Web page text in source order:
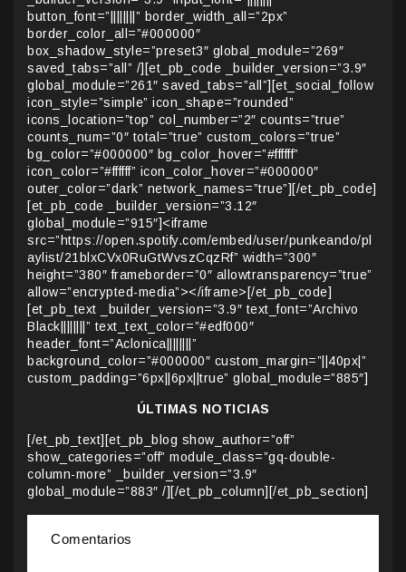
button_font=”||||||||” border_width_all=”2px”
border_color_all=”#000000″
box_shadow_style=”preset3″ global_module=”269″
saved_tabs=”all” /][et_pb_code _builder_version=”3.9″
global_module=”261″ saved_tabs=”all”][et_social_follow
icon_style=”simple” icon_shape=”rounded”
icons_location=”top” col_number=”2″ counts=”true”
counts_num=”0″ total=”true” custom_colors=”true”
bg_color=”#000000″ bg_color_hover=”#ffffff”
icon_color=”#ffffff” icon_color_hover=”#000000″
outer_color=”dark” network_names=”true”][/et_pb_code]
[et_pb_code _builder_version=”3.12″
global_module=”915″]<iframe
src=”https://open.spotify.com/embed/user/punkeando/pl
aylist/21blxCVx0RuGtWvszCqzRf” width=”300″
height=”380″ frameborder=”0″ allowtransparency=”true”
allow=”encrypted-media”></iframe>[/et_pb_code]
[et_pb_text _builder_version=”3.9″ text_font=”Archivo
Black||||||||” text_text_color=”#edf000″
header_font=”Aclonica||||||||”
background_color=”#000000″ custom_margin=”||40px|”
custom_padding=”6px||6px||true” global_module=”885″]
ÚLTIMAS NOTICIAS
[/et_pb_text][et_pb_blog show_author=”off”
show_categories=”off” module_class=”gq-double-
column-more” _builder_version=”3.9″
global_module=”883″ /][/et_pb_column][/et_pb_section]
Comentarios